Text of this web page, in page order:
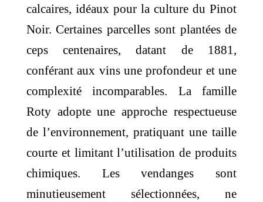
calcaires, idéaux pour la culture du Pinot
Noir. Certaines parcelles sont plantées de
ceps centenaires, datant de 1881,
conférant aux vins une profondeur et une
complexité incomparables. La famille
Roty adopte une approche respectueuse
de l’environnement, pratiquant une taille
courte et limitant l’utilisation de produits
chimiques. Les vendanges sont
minutieusement sélectionnées, ne